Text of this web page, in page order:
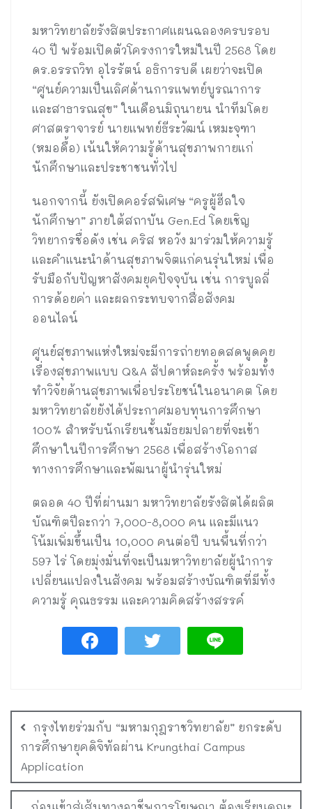
มหาวิทยาลัยรังสิตประกาศแผนฉลองครบรอบ
40 ปี พร้อมเปิดตัวโครงการใหม่ในปี 2568 โดย
ดร.อรรถวิท อุไรรัตน์ อธิการบดี เผยว่าจะเปิด
“ศูนย์ความเป็นเลิศด้านการแพทย์บูรณาการ
และสาธารณสุข” ในเดือนมิถุนายน นำทีมโดย
ศาสตราจารย์ นายแพทย์ธีระวัฒน์ เหมะจุฑา
(หมอดื้อ) เน้นให้ความรู้ด้านสุขภาพกายแก่
นักศึกษาและประชาชนทั่วไป
นอกจากนี้ ยังเปิดคอร์สพิเศษ “ครูผู้ฮีลใจ
นักศึกษา” ภายใต้สถาบัน Gen.Ed โดยเชิญ
วิทยากรชื่อดัง เช่น คริส หอวัง มาร่วมให้ความรู้
และคำแนะนำด้านสุขภาพจิตแก่คนรุ่นใหม่ เพื่อ
รับมือกับปัญหาสังคมยุคปัจจุบัน เช่น การบูลลี่
การด้อยค่า และผลกระทบจากสื่อสังคม
ออนไลน์
ศูนย์สุขภาพแห่งใหม่จะมีการถ่ายทอดสดพูดคุย
เรื่องสุขภาพแบบ Q&A สัปดาห์ละครั้ง พร้อมทั้ง
ทำวิจัยด้านสุขภาพเพื่อประโยชน์ในอนาคต โดย
มหาวิทยาลัยยังได้ประกาศมอบทุนการศึกษา
100% สำหรับนักเรียนชั้นมัธยมปลายที่จะเข้า
ศึกษาในปีการศึกษา 2568 เพื่อสร้างโอกาส
ทางการศึกษาและพัฒนาผู้นำรุ่นใหม่
ตลอด 40 ปีที่ผ่านมา มหาวิทยาลัยรังสิตได้ผลิต
บัณฑิตปีละกว่า 7,000-8,000 คน และมีแนว
โน้มเพิ่มขึ้นเป็น 10,000 คนต่อปี บนพื้นที่กว่า
597 ไร่ โดยมุ่งมั่นที่จะเป็นมหาวิทยาลัยผู้นำการ
เปลี่ยนแปลงในสังคม พร้อมสร้างบัณฑิตที่มีทั้ง
ความรู้ คุณธรรม และความคิดสร้างสรรค์
กรุงไทยร่วมกับ “มหามกุฎราชวิทยาลัย” ยกระดับ
การศึกษายุคดิจิทัลผ่าน Krungthai Campus
Application